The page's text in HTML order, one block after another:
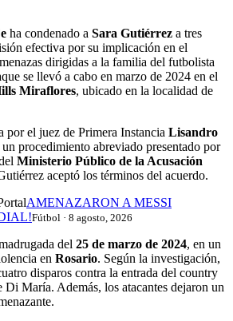
ha condenado a Sara Gutiérrez a tres
efectiva por su implicación en el
dirigidas a la familia del futbolista
se llevó a cabo en marzo de 2024 en el
Miraflores, ubicado en la localidad de
por el juez de Primera Instancia Lisandro
procedimiento abreviado presentado por
Ministerio Público de la Acusación
aceptó los términos del acuerdo.
AMENAZARON A MESSI
Fútbol · 8 agosto, 2026
del 25 de marzo de 2024, en un
en Rosario. Según la investigación,
disparos contra la entrada del country
María. Además, los atacantes dejaron un